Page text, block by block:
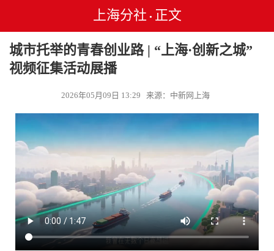
上海分社 • 正文
城市托举的青春创业路 | “上海·创新之城”
视频征集活动展播
2026年05月09日 13:29 来源：中新网上海